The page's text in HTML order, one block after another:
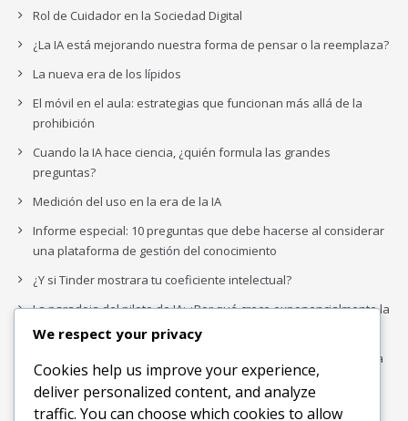
Rol de Cuidador en la Sociedad Digital
¿La IA está mejorando nuestra forma de pensar o la reemplaza?
La nueva era de los lípidos
El móvil en el aula: estrategias que funcionan más allá de la
prohibición
Cuando la IA hace ciencia, ¿quién formula las grandes
preguntas?
Medición del uso en la era de la IA
Informe especial: 10 preguntas que debe hacerse al considerar
una plataforma de gestión del conocimiento
¿Y si Tinder mostrara tu coeficiente intelectual?
La paradoja del piloto de IA: ¿Por qué crece exponencialmente la
complejidad de la IA empresarial?
Los organigramas de marketing se crearon para los canales. La
IA acaba de dejarlos obsoletos.
We respect your privacy
Cookies help us improve your experience,
deliver personalized content, and analyze
traffic. You can choose which cookies to allow